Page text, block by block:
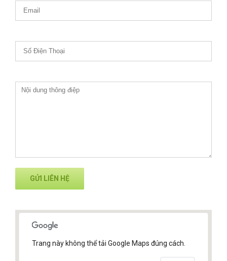
Trang này không thể tải Google Maps đúng cách.